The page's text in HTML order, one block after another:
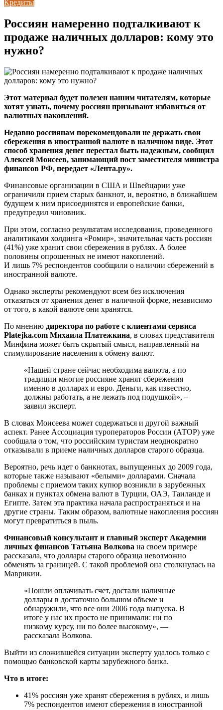
Кредиты
Россиян намеренно подталкивают к
продаже наличных долларов: кому это
нужно?
Этот материал будет полезен нашим читателям, которые
хотят узнать, почему россиян призывают избавиться от
валютных накоплений.
Недавно россиянам порекомендовали не держать свои
сбережения в иностранной валюте в наличном виде. Этот
способ хранения денег перестал быть надежным, сообщил
Алексей Моисеев, занимающий пост заместителя министра
финансов РФ, передает «Лента.ру».
Финансовые организации в США и Швейцарии уже
ограничили прием старых банкнот, и, вероятно, в ближайшем
будущем к ним присоединятся и европейские банки,
предупредил чиновник.
При этом, согласно результатам исследования, проведенного
аналитиками холдинга «Ромир», значительная часть россиян
(41%) уже хранит свои сбережения в рублях. А более
половины опрошенных не имеют накоплений.
И лишь 7% респондентов сообщили о наличии сбережений в
иностранной валюте.
Однако эксперты рекомендуют всем без исключения
отказаться от хранения денег в наличной форме, независимо
от того, в какой валюте они хранятся.
По мнению директора по работе с клиентами сервиса
Platejka.com Михаила Платежкина, в словах представителя
Минфина может быть скрытый смысл, направленный на
стимулирование населения к обмену валют.
«Нашей стране сейчас необходима валюта, а по
традиции многие россияне хранят сбережения
именно в долларах и евро. Деньги, как известно,
должны работать, а не лежать под подушкой», –
заявил эксперт.
В словах Моисеева может содержаться и другой важный
аспект. Ранее Ассоциация туроператоров России (АТОР) уже
сообщала о том, что российским туристам неоднократно
отказывали в приеме наличных долларов старого образца.
Вероятно, речь идет о банкнотах, выпущенных до 2009 года,
которые также называют «белыми» долларами. Сначала
проблемы с приемом таких купюр возникли в зарубежных
банках и пунктах обмена валют в Турции, ОАЭ, Таиланде и
Египте. Затем эта практика начала распространяться и на
другие страны. Таким образом, валютные накопления россиян
могут превратиться в пыль.
Финансовый консультант и главный эксперт Академии
личных финансов Татьяна Волкова на своем примере
рассказала, что доллары старого образца невозможно
обменять за границей. С такой проблемой она столкнулась на
Маврикии.
«Пошли оплачивать счет, достали наличные
доллары в достаточно большом объеме и
обнаружили, что все они 2006 года выпуска. В
итоге у нас их просто не принимали: ни по
низкому курсу, ни по более высокому», —
рассказала Волкова.
Выйти из сложившейся ситуации эксперту удалось только с
помощью банковской карты зарубежного банка.
Что в итоге:
41% россиян уже хранят сбережения в рублях, и лишь
7% респондентов имеют сбережения в иностранной